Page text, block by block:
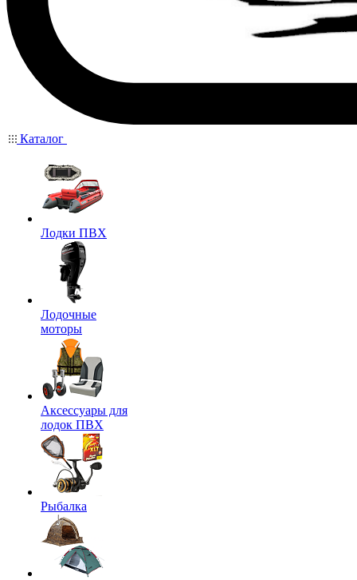
Каталог
Лодки ПВХ
Лодочные
моторы
Аксессуары для
лодок ПВХ
Рыбалка